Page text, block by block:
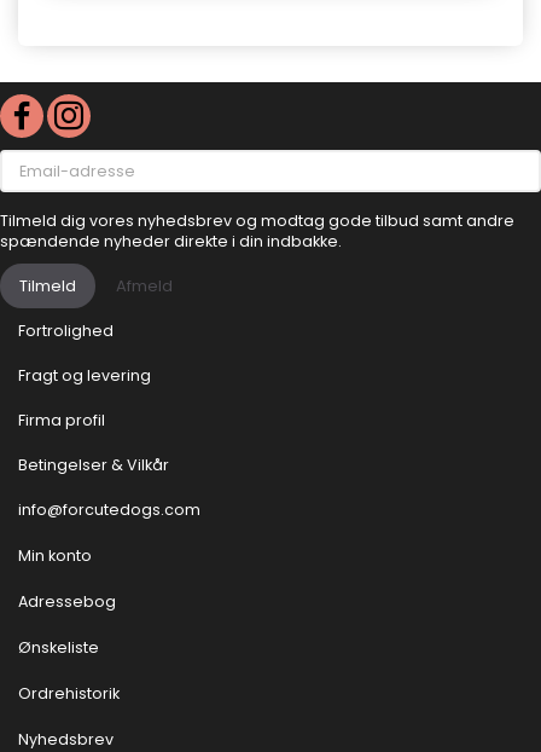
Email-
adresse
Tilmeld dig vores nyhedsbrev og modtag gode tilbud samt andre
spændende nyheder direkte i din indbakke.
Tilmeld Afmeld
Fortrolighed
Fragt og levering
Firma profil
Betingelser & Vilkår
info@forcutedogs.com
Min konto
Adressebog
Ønskeliste
Ordrehistorik
Nyhedsbrev